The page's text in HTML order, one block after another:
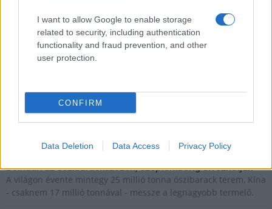
I want to allow Google to enable storage
related to security, including authentication
functionality and fraud prevention, and other
user protection.
CONFIRM
Data Deletion Data Access Privacy Policy
Open Orfű: mozgás, zene, közösség
Augusztus első hétvégéjén (augusztus 1-2.) a Pécsi-tó partja
megtelik élettel, sporttal és élményekkel!
Brandnyúl mini disco
Ilyen még nem volt: most a gyerkőcök bulizhatnak a Káptalan
Helyi hírek
Beindult az őszibarackszezon, szeptemberig élvezhetjük
A világon évente mintegy 25 millió tonna őszibarack terem, Kína
- csaknem 17 millió tonnával - messze a legnagyobb termelő.